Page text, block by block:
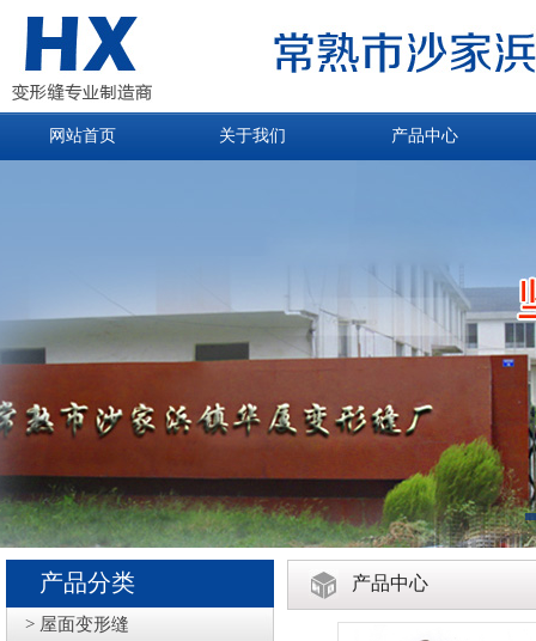
网站首页 关于我们 产品中心
产品分类
> 屋面变形缝
产品中心